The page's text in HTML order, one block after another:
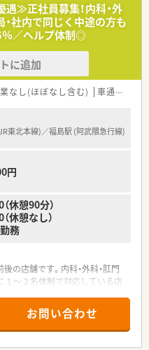
社の要であると考え、今後の同
じてステップアップ出来るよう
の距離にあり、徒歩だと約15分
組める環境です。
ンオフのメリハリをつけて働く
遇≫正社員募集！内科・外
社内で同じく中途の方も
％／ヘルプ体制◎
に追加
なし(ほぼなし含む) 車通勤可
東北本線)／福島駅 (阿武隈急行線)
円
休憩90分）
休憩なし）
務
の店舗です。内科・外科・肛門
１～２名体制で対応している店
、広く地域の患者様の処方せん
様と向き合って働きたい方に
お問い合わせ